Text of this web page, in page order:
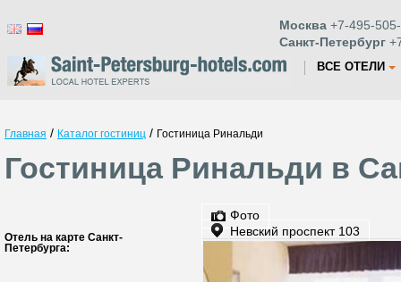
Москва +7-495-
Санкт-Петербург
ВСЕ ОТЕЛИ
Главная / Каталог гостиниц / Гостиница Ринальди
Гостиница Ринальди в
Отель на карте Санкт-
Петербурга:
Фото
Невский проспект 103